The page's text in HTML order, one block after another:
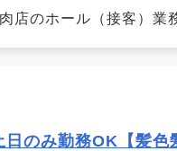
店のホール（接客）業
日のみ勤務OK【髪色